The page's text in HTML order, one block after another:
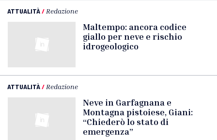
ATTUALITÀ/ Redazione
Maltempo: ancora codice
giallo per neve e rischio
idrogeologico
ATTUALITÀ/ Redazione
Neve in Garfagnana e
Montagna pistoiese, Giani:
“Chiederò lo stato di
emergenza”